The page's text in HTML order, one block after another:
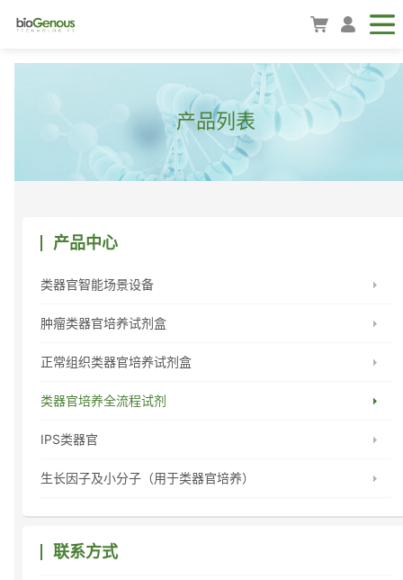
产品列表
产品中心
类器官智能场景设备
肿瘤类器官培养试剂盒
正常组织类器官培养试剂盒
类器官培养全流程试剂
IPS类器官
生长因子及小分子（用于类器官培养）
联系方式